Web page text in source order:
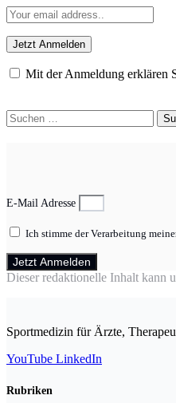
Mit der Anmeldung erklären
Suchen
nach:
E-Mail Adresse
Ich stimme der Verarbeitung
Jetzt Anmelden
Dieser redaktionelle Inhalt kann
Sportmedizin für Ärzte,
YouTube LinkedIn
Rubriken